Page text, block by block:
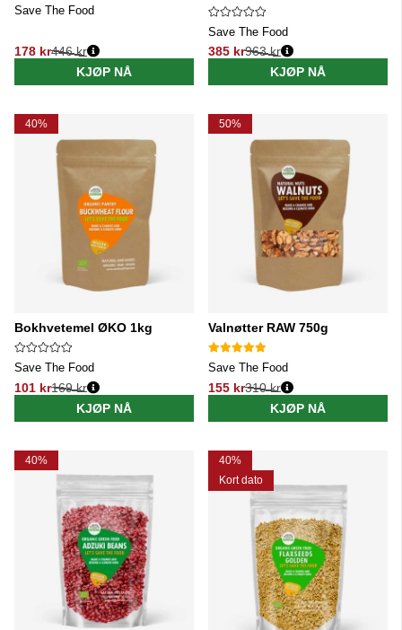
Save The Food
178 kr
Vanlig pris:
446 kr
KJØP NÅ
Save The Food
385 kr
Vanlig pris:
963 kr
KJØP NÅ
40%
Bokhvetemel ØKO 1kg
Save The Food
101 kr
Vanlig pris:
169 kr
KJØP NÅ
50%
Valnøtter RAW 750g
Save The Food
155 kr
Vanlig pris:
310 kr
KJØP NÅ
40%
40%
Kort dato